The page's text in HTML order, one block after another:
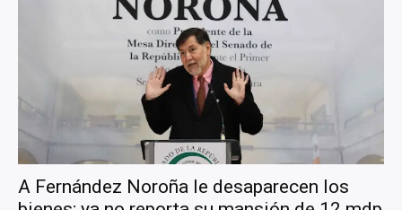
A Fernández Noroña le desaparecen los